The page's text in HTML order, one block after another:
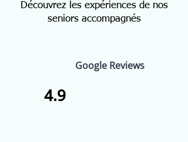
Découvrez les expériences de nos
seniors accompagnés
Google Reviews
4.9